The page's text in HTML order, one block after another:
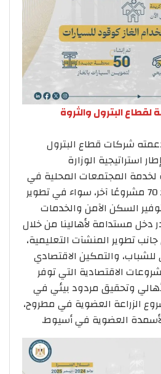
البترول والثروة
مشروع دعمته شركات قطاع البترول
استراتيجية الوزارة
لخدمة المجتمعات المحلية في
27 محافظة وجارٍ تنفيذ 70 مشروعًا آخر، سواء في تطوير
السكن الآمن والخدمات
دخل مستدامة لأهالينا من خلال
تطوير المنشآت التعليمية،
للشباب، والتمكين الاقتصادي
الاقتصادية التي توفر
وتحقيق مردود بيئي في
الزراعة العضوية في مطروح،
العضوية في أسيوط.